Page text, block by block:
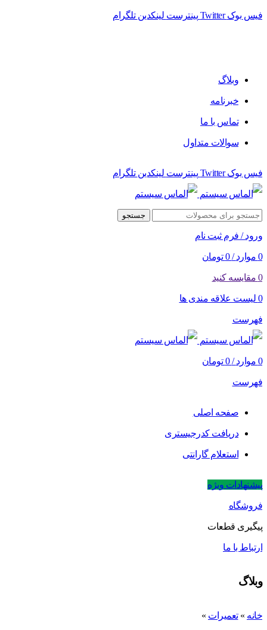
فیس بوک Twitter پینترست لینکدین تلگرام
وبلاگ
خبرنامه
تماس با ما
سوالات متداول
فیس بوک Twitter پینترست لینکدین تلگرام
جستجو
ورود / فرم ثبت نام
0 موارد /
0 تومان
0 مقایسه کنید
0 لیست علاقه مندی ها
فهرست
0 موارد /
0 تومان
فهرست
صفحه اصلی
دریافت کدرجیستری
استعلام گارانتی
پیشنهادات ویژه
فروشگاه
پیگیری قطعات
ارتباط با ما
وبلاگ
خانه »تعمیرات »